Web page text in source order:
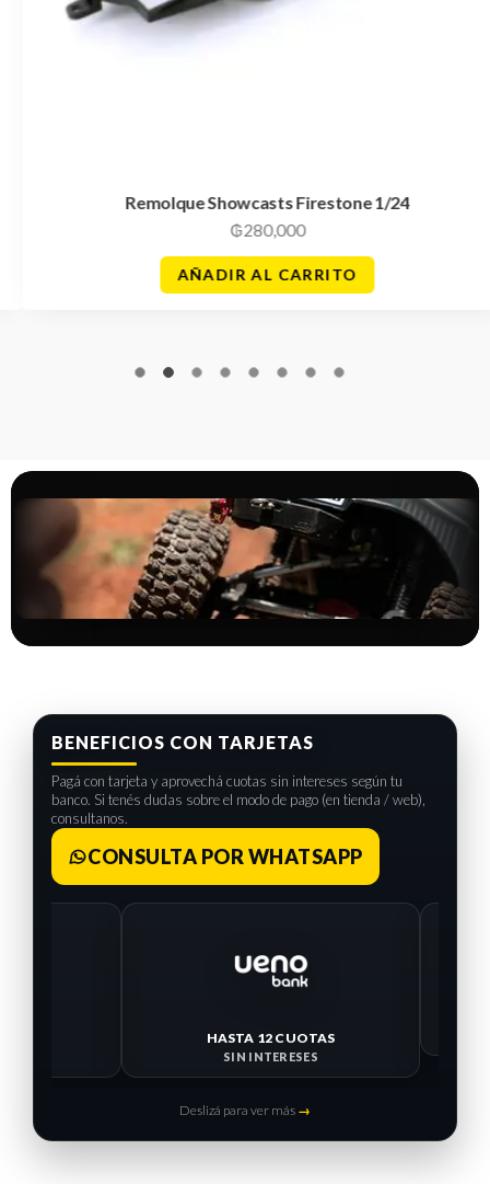
Remolque Showcasts Firestone 1/24
280,000
AÑADIR AL CARRITO
BENEFICIOS CON TARJETAS
Pagá con tarjeta y aprovechá cuotas sin intereses según tu
banco. Si tenés dudas sobre el modo de pago (en tienda / web),
consultanos.
CONSULTA POR WHATSAPP
HASTA 12 CUOTAS
SIN INTERESES
Deslizá para ver más →